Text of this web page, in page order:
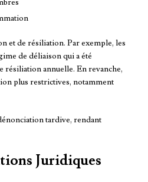
et de résiliation. Par exemple, les
de déliaison qui a été
résiliation annuelle. En revanche,
plus restrictives, notamment
tardive, rendant
Juridiques